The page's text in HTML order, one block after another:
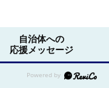
自治体への
応援メッセージ